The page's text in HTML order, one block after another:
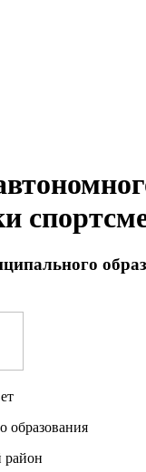
образования
район